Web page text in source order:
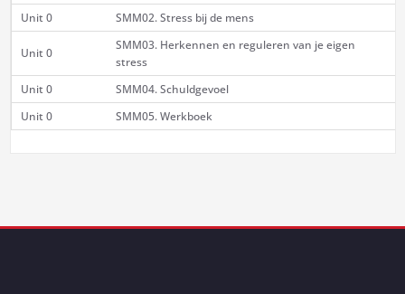
Unit 0
SMM02. Stress bij de mens
Unit 0
SMM03. Herkennen en reguleren van je eigen
stress
Unit 0
SMM04. Schuldgevoel
Unit 0
SMM05. Werkboek